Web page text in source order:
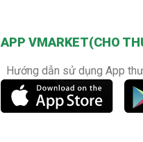
APP VMARKET(CHO
Hướng dẫn sử dụng App